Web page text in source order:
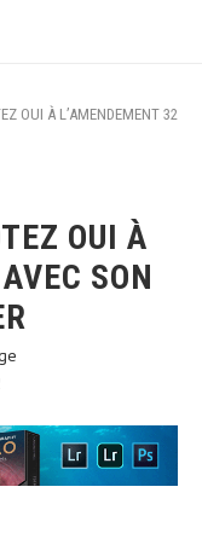
OUI À L’AMENDEMENT 32
OUI À
SON